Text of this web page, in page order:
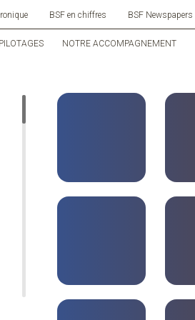
BSF en chiffres BSF Newspapers
NOTRE ACCOMPAGNEMENT